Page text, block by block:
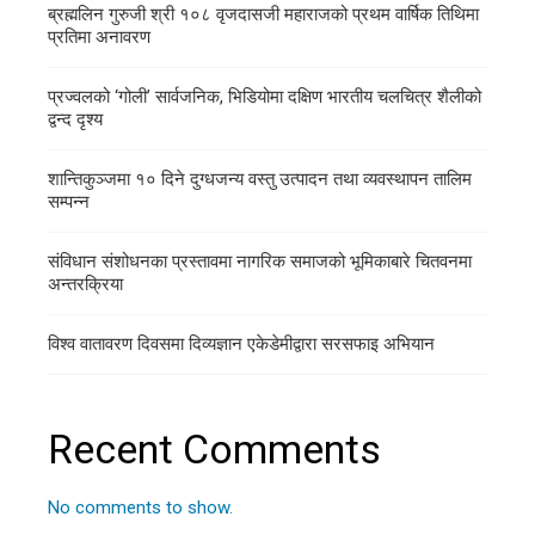
ब्रह्मलिन गुरुजी श्री १०८ वृजदासजी महाराजको प्रथम वार्षिक तिथिमा
प्रतिमा अनावरण
प्रज्वलको ‘गोली’ सार्वजनिक, भिडियोमा दक्षिण भारतीय चलचित्र शैलीको
द्वन्द दृश्य
शान्तिकुञ्जमा १० दिने दुग्धजन्य वस्तु उत्पादन तथा व्यवस्थापन तालिम
सम्पन्न
संविधान संशोधनका प्रस्तावमा नागरिक समाजको भूमिकाबारे चितवनमा
अन्तरक्रिया
विश्व वातावरण दिवसमा दिव्यज्ञान एकेडेमीद्वारा सरसफाइ अभियान
Recent Comments
No comments to show.